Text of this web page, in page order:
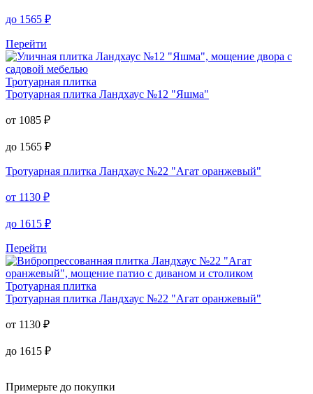
до 1565 ₽
Перейти
Тротуарная плитка
Тротуарная плитка Ландхаус №12 "Яшма"
от 1085 ₽
до 1565 ₽
Тротуарная плитка Ландхаус №22 "Агат оранжевый"
от 1130 ₽
до 1615 ₽
Перейти
Тротуарная плитка
Тротуарная плитка Ландхаус №22 "Агат оранжевый"
от 1130 ₽
до 1615 ₽
Примерьте до покупки